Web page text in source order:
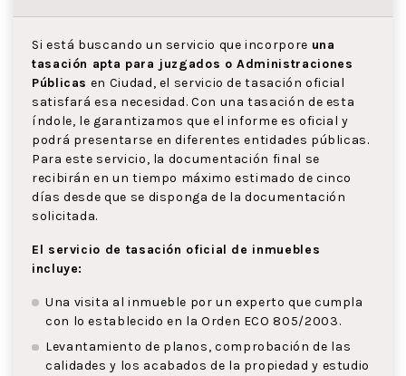
Si está buscando un servicio que incorpore una
tasación apta para juzgados o Administraciones
Públicas en Ciudad, el servicio de tasación oficial
satisfará esa necesidad. Con una tasación de esta
índole, le garantizamos que el informe es oficial y
podrá presentarse en diferentes entidades públicas.
Para este servicio, la documentación final se
recibirán en un tiempo máximo estimado de cinco
días desde que se disponga de la documentación
solicitada.
El servicio de tasación oficial de inmuebles
incluye:
Una visita al inmueble por un experto que cumpla
con lo establecido en la Orden ECO 805/2003.
Levantamiento de planos, comprobación de las
calidades y los acabados de la propiedad y estudio